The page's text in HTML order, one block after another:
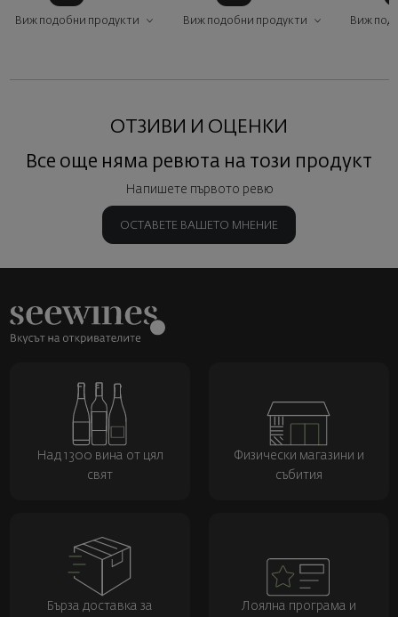
Виж подобни продукти Виж подобни продукти Виж
ОТЗИВИ И ОЦЕНКИ
Все още няма ревюта на този продукт
Напишете първото ревю
ОСТАВЕТЕ ВАШЕТО МНЕНИЕ
Над 1300 вина от цял
свят
Физически магазини и
събития
Бърза доставка за
Лоялна програма и